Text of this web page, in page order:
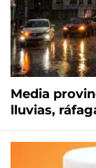
Media
lluvias,